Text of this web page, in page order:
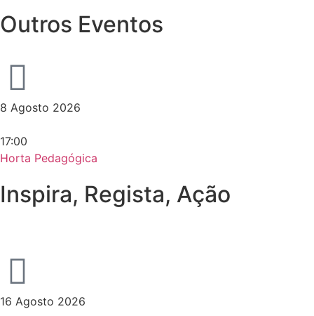
Outros Eventos
8 Agosto 2026
17:00
Horta Pedagógica
Inspira, Regista, Ação
16 Agosto 2026